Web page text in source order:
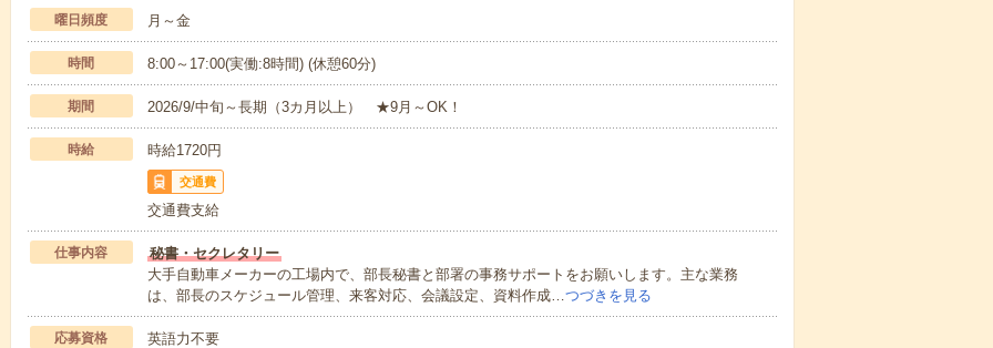
曜日頻度 月～金
時間 8:00～17:00(実働:8時間) (休憩60分)
期間 2026/9/中旬～長期（3カ月以上） ★9月～OK！
時給 時給1720円
交通費
交通費支給
仕事内容
秘書・セクレタリー
大手自動車メーカーの工場内で、部長秘書と部署の事務サポートをお願いします。主な業務
は、部長のスケジュール管理、来客対応、会議設定、資料作成… つづきを見る
応募資格
英語力不要